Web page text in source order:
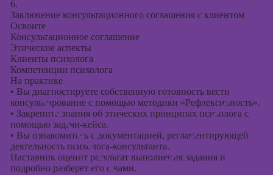
6.
Заключение консультационного соглашения с клиентом
Освоите
Консультационное соглашение
Этические аспекты
Клиенты психолога
Компетенции психолога
На практике
• Вы диагностируете собственную готовность вести
консультирование с помощью методики «Рефлексивность».
• Закрепите знания об этических принципах психолога с
помощью задачи-кейса.
• Вы ознакомитесь с документацией, регламентирующей
деятельность психолога-консультанта.
Наставник оценит результат выполнения задания и
подробно разберет его с вами.